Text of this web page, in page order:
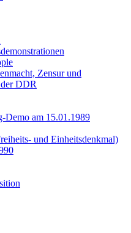
Zensur und
DDR
Demo am 15.01.1989
und Einheitsdenkmal)